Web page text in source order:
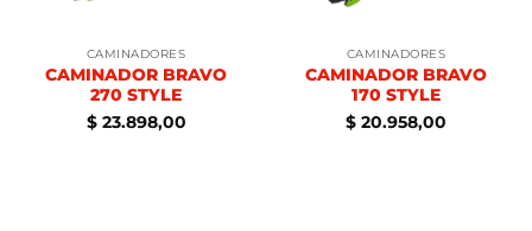
CAMINADORES
CAMINADOR BRAVO
270 STYLE
$23.898,00
CAMINADORES
CAMINADOR BRAVO
170 STYLE
$ 20.958,00